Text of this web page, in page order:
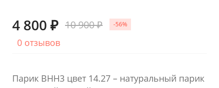
4 800 ₽ 10 900 ₽ -56%
0 отзывов
Парик BHH3 цвет 14.27 – натуральный парик